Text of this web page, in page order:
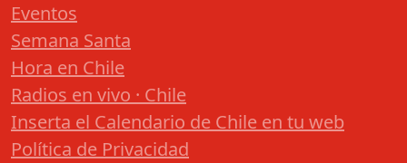
Eventos
Semana Santa
Hora en Chile
Radios en vivo · Chile
Inserta el Calendario de Chile en tu web
Política de Privacidad